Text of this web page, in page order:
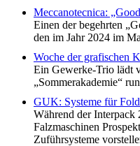
Meccanotecnica:
Einen der begehrten
den im Jahr 2024 im
Woche der grafischen
Ein Gewerke-Trio lädt
„Sommerakademie“
GUK: Systeme für
Während der
Falzmaschinen
Zuführsysteme